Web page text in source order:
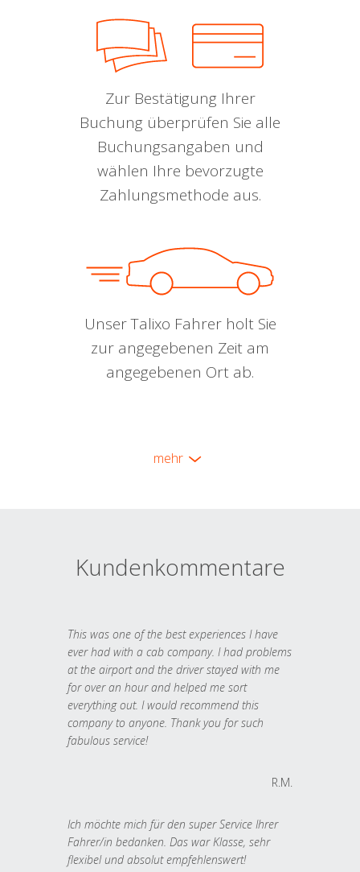
Zur Bestätigung Ihrer
Buchung überprüfen Sie alle
Buchungsangaben und
wählen Ihre bevorzugte
Zahlungsmethode aus.
Unser Talixo Fahrer holt Sie
zur angegebenen Zeit am
angegebenen Ort ab.
mehr
Kundenkommentare
This was one of the best experiences I have
ever had with a cab company. I had problems
at the airport and the driver stayed with me
for over an hour and helped me sort
everything out. I would recommend this
company to anyone. Thank you for such
fabulous service!
R.M.
Ich möchte mich für den super Service Ihrer
Fahrer/in bedanken. Das war Klasse, sehr
flexibel und absolut empfehlenswert!